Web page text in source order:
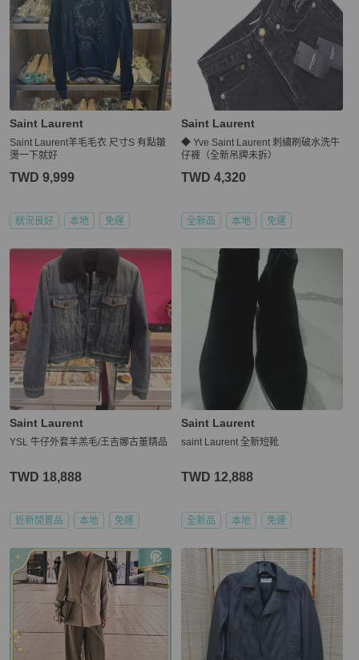
Saint Laurent
Saint Laurent羊毛毛衣 尺寸S 有點皺
燙一下就好
TWD 9,999
狀況良好 本地 免運
Saint Laurent
◆ Yve Saint Laurent 刺繡刷破水洗牛
仔褲（全新吊牌未拆）
TWD 4,320
全新品 本地 免運
Saint Laurent
YSL 牛仔外套羊羔毛/王吉娜古董精品
TWD 18,888
近新閒置品 本地 免運
Saint Laurent
saint Laurent 全新短靴
TWD 12,888
全新品 本地 免運